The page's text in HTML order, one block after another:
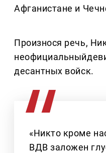
Афганистане и
Произнося речь,
десантных войск.
«Никто кроме
ВДВ заложен